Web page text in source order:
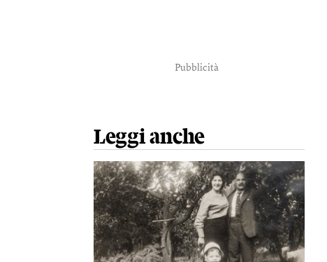
Pubblicità
Leggi anche